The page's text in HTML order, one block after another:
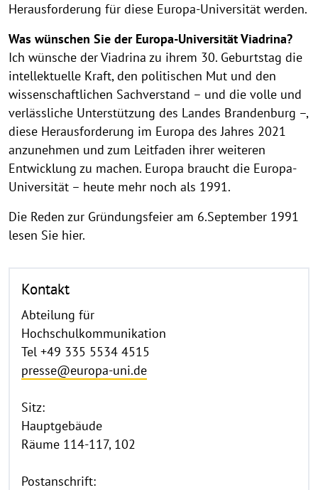
Herausforderung für diese Europa-Universität werden.
Was wünschen Sie der Europa-Universität Viadrina?
Ich wünsche der Viadrina zu ihrem 30. Geburtstag die
intellektuelle Kraft, den politischen Mut und den
wissenschaftlichen Sachverstand – und die volle und
verlässliche Unterstützung des Landes Brandenburg –,
diese Herausforderung im Europa des Jahres 2021
anzunehmen und zum Leitfaden ihrer weiteren
Entwicklung zu machen. Europa braucht die Europa-
Universität – heute mehr noch als 1991.
Die Reden zur Gründungsfeier am 6.September 1991
lesen Sie hier.
Kontakt
Abteilung für
Hochschulkommunikation
Tel +49 335 5534 4515
presse@europa-uni.de
Sitz:
Hauptgebäude
Räume 114-117, 102
Postanschrift: